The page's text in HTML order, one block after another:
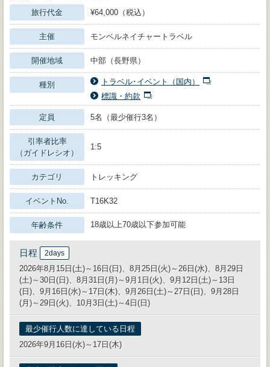
旅行代金 ¥64,000（税込）
主催 モンベルネイチャートラベル
開催地域 中部（長野県）
種別
トラベル･イベント（国内）
標識・約款
定員 5名（最少催行3名）
引率者比率
（ガイドレシオ）
1:5
カテゴリ トレッキング
イベントNo. T16K32
年齢条件 18歳以上70歳以下参加可能
日程 2days
2026年8月15日(土)～16日(日)、8月25日(火)～26日(水)、8月29日
(土)～30日(日)、8月31日(月)～9月1日(火)、9月12日(土)～13日
(日)、9月16日(水)～17日(木)、9月26日(土)～27日(日)、9月28日
(月)～29日(火)、10月3日(土)～4日(日)
最少催行人数に達している日程
2026年9月16日(水)～17日(木)